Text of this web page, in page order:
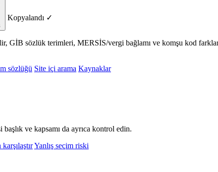
Kopyalandı ✓
GİB sözlük terimleri, MERSİS/vergi bağlamı ve komşu kod
sözlüğü Site içi arama Kaynaklar
ve kapsamı da ayrıca kontrol edin.
Yanlış seçim riski